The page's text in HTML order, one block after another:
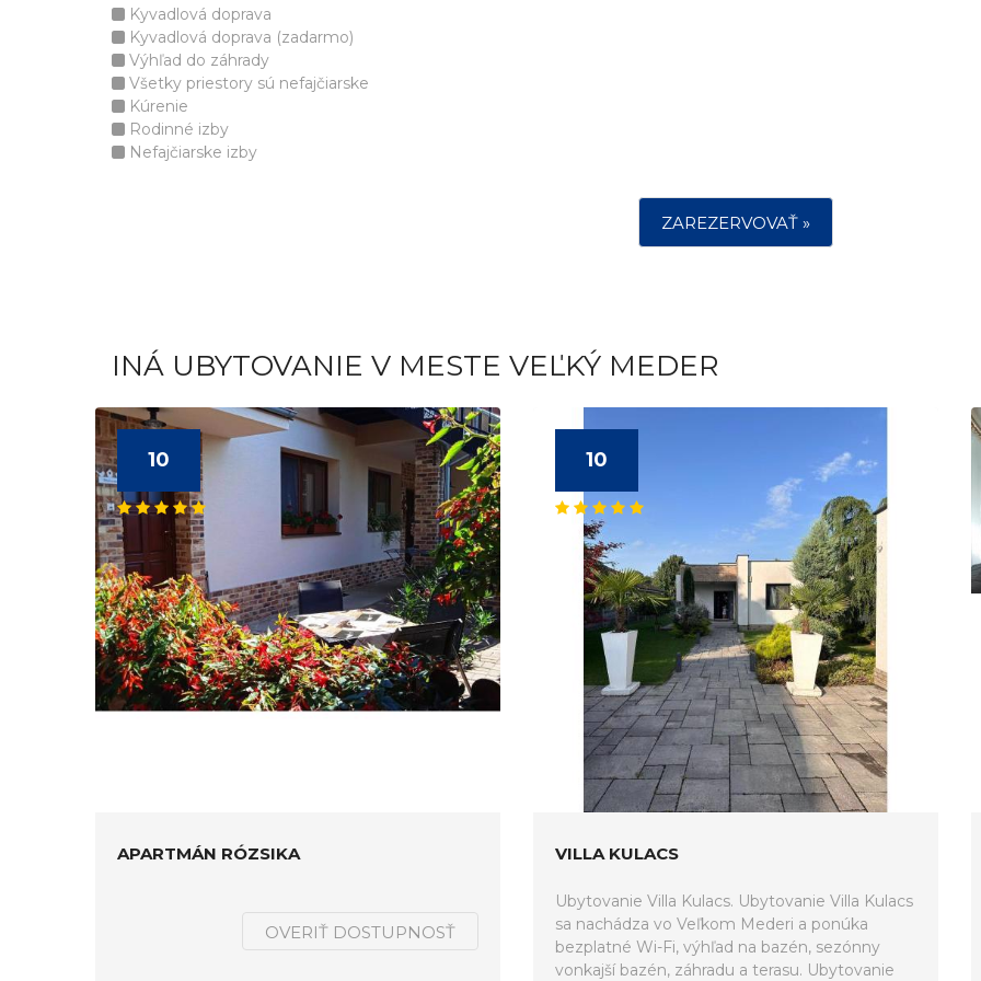
Kyvadlová doprava
Kyvadlová doprava (zadarmo)
Výhľad do záhrady
Všetky priestory sú nefajčiarske
Kúrenie
Rodinné izby
Nefajčiarske izby
ZAREZERVOVAŤ »
INÁ UBYTOVANIE V MESTE VEĽKÝ MEDER
10
APARTMÁN RÓZSIKA
OVERIŤ DOSTUPNOSŤ
10
VILLA KULACS
Ubytovanie Villa Kulacs. Ubytovanie Villa Kulacs
sa nachádza vo Veľkom Mederi a ponúka
bezplatné Wi-Fi, výhľad na bazén, sezónny
vonkajší bazén, záhradu a terasu. Ubytovanie